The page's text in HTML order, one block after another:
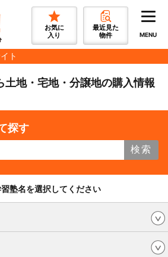
お気に
入り
最近見た
物件
MENU
ト
土地・宅地・分譲地の購入情報
探す
検索
塾名を選択してください